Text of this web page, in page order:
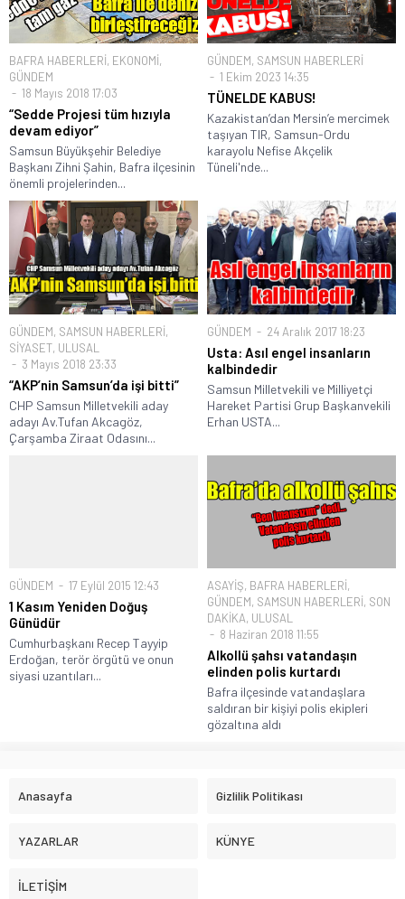
BAFRA HABERLERİ, EKONOMİ,
GÜNDEM
18 Mayıs 2018 17:03
“Sedde Projesi tüm hızıyla
devam ediyor”
Samsun Büyükşehir Belediye
Başkanı Zihni Şahin, Bafra ilçesinin
önemli projelerinden...
GÜNDEM, SAMSUN HABERLERİ
1 Ekim 2023 14:35
TÜNELDE KABUS!
Kazakistan’dan Mersin’e mercimek
taşıyan TIR, Samsun-Ordu
karayolu Nefise Akçelik
Tüneli'nde...
GÜNDEM, SAMSUN HABERLERİ,
SİYASET, ULUSAL
3 Mayıs 2018 23:33
“AKP’nin Samsun’da işi bitti”
CHP Samsun Milletvekili aday
adayı Av.Tufan Akcagöz,
Çarşamba Ziraat Odasını...
GÜNDEM 24 Aralık 2017 18:23
Usta: Asıl engel insanların
kalbindedir
Samsun Milletvekili ve Milliyetçi
Hareket Partisi Grup Başkanvekili
Erhan USTA...
GÜNDEM 17 Eylül 2015 12:43
1 Kasım Yeniden Doğuş
Günüdür
Cumhurbaşkanı Recep Tayyip
Erdoğan, terör örgütü ve onun
siyasi uzantıları...
ASAYİŞ, BAFRA HABERLERİ,
GÜNDEM, SAMSUN HABERLERİ, SON
DAKİKA, ULUSAL
8 Haziran 2018 11:55
Alkollü şahsı vatandaşın
elinden polis kurtardı
Bafra ilçesinde vatandaşlara
saldıran bir kişiyi polis ekipleri
gözaltına aldı
Anasayfa Gizlilik Politikası
YAZARLAR KÜNYE
İLETİŞİM